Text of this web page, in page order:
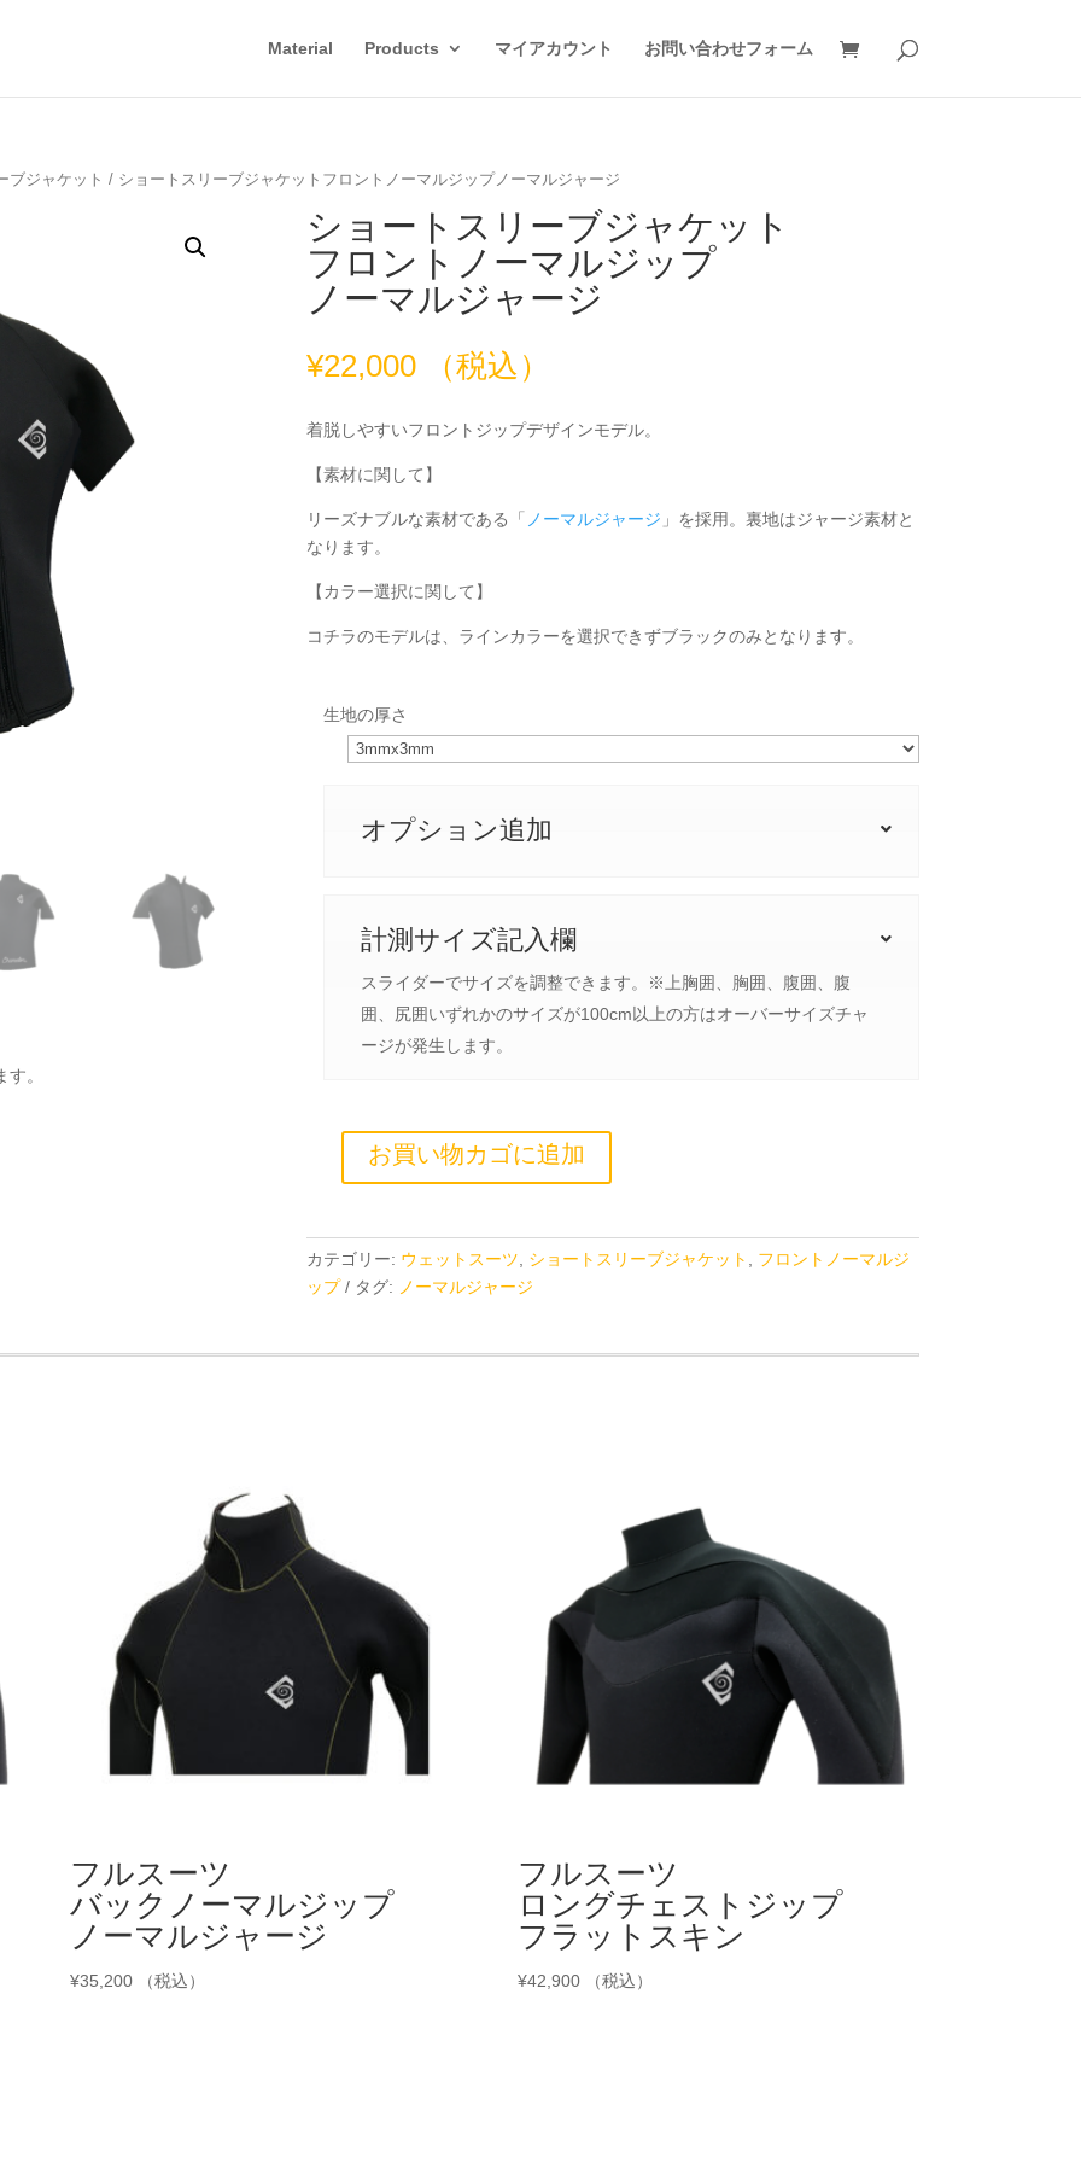
Material Products マイアカウント お問い合わせフォーム
ブジャケット / ショートスリーブジャケットフロントノーマルジップノーマルジャージ
。
ショートスリーブジャケット
フロントノーマルジップ
ノーマルジャージ
¥22,000 （税込）
着脱しやすいフロントジップデザインモデル。
【素材に関して】
リーズナブルな素材である「 ノーマルジャージ 」を採用。裏地はジャージ素材と
なります。
【カラー選択に関して】
コチラのモデルは、ラインカラーを選択できずブラックのみとなります。
生地の厚さ
オプション追加
計測サイズ記入欄
スライダーでサイズを調整できます。※上胸囲、胸囲、腹囲、腹
囲、尻囲いずれかのサイズが100cm以上の方はオーバーサイズチャ
ージが発生します。
お買い物カゴに追加
カテゴリー: ウェットスーツ ショートスリーブジャケット
フロントノーマルジ
ップ
タグ: ノーマルジャージ
フルスーツ
バックノーマルジップ
ノーマルジャージ
¥35,200 （税込）
フルスーツ
ロングチェストジップ
フラットスキン
¥42,900 （税込）